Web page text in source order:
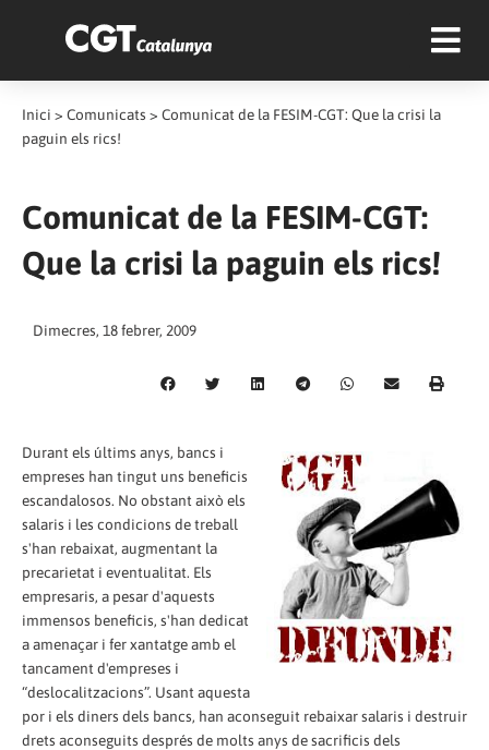
Inici > Comunicats > Comunicat de la FESIM-CGT: Que la crisi la
paguin els rics!
Comunicat de la FESIM-CGT:
Que la crisi la paguin els rics!
Dimecres, 18 febrer, 2009
Durant els últims anys, bancs i
empreses han tingut uns beneficis
escandalosos. No obstant això els
salaris i les condicions de treball
s'han rebaixat, augmentant la
precarietat i eventualitat. Els
empresaris, a pesar d'aquests
immensos beneficis, s'han dedicat
a amenaçar i fer xantatge amb el
tancament d'empreses i
“deslocalitzacions”. Usant aquesta
por i els diners dels bancs, han aconseguit rebaixar salaris i destruir
drets aconseguits després de molts anys de sacrificis dels